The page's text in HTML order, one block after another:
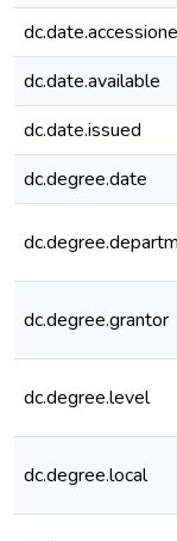
dc.date.available
dc.date.issued
dc.degree.date
dc.degree.grantor
dc.degree.level
dc.degree.local